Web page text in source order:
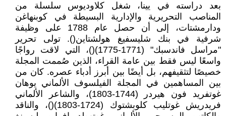
بعد دراسته في يينا، شغل كلاوديوس سلسلة من
المناصب التحريرية والإدارية البسيطة في كوبنهاغن
ودارمشتات، إلى أن حصل عام 1788 على وظيفة
شرفية في بنك شليسفيغ هولشتاين(). تولى تحرير
"مراسل فاندسبك" (1771-1775)()، التي لاقت رواجًا
واسعًا ليس فقط بين عامة القراء، الذين صُممت المجلة
خصيصًا لتثقيفهم، بل أيضًا بين أبرز أدباء عصره. كان من
بين المساهمين في المجلة الفيلسوف الألماني يوهان
غوتفريد فون هيردر (1744-1803)، والشاعر الألماني
فريدريش غوتليب كلوبشتوك (1724-1803)()، والناقد